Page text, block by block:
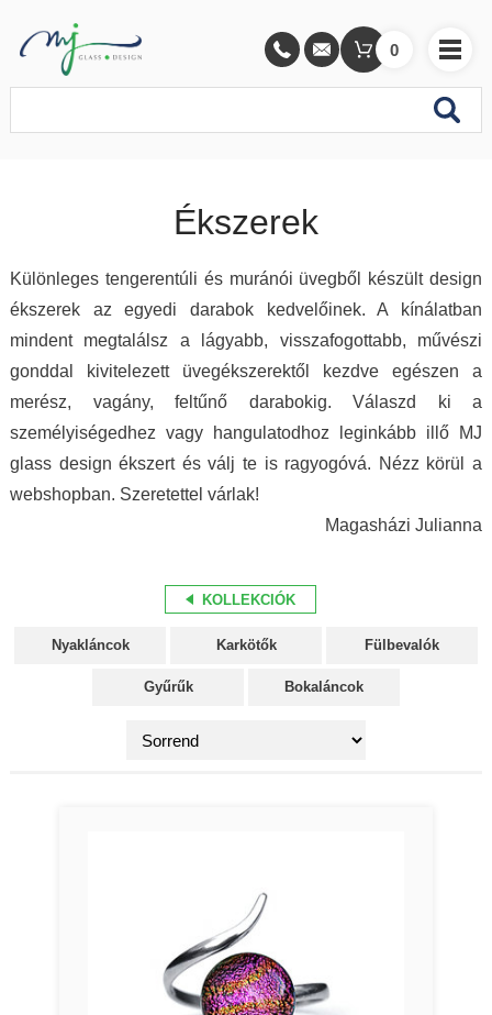
0
Ékszerek
Különleges tengerentúli és muránói üvegből készült design
ékszerek az egyedi darabok kedvelőinek. A kínálatban
mindent megtalálsz a lágyabb, visszafogottabb, művészi
gonddal kivitelezett üvegékszerektől kezdve egészen a
merész, vagány, feltűnő darabokig. Válaszd ki a
személyiségedhez vagy hangulatodhoz leginkább illő MJ
glass design ékszert és válj te is ragyogóvá. Nézz körül a
webshopban. Szeretettel várlak!
Magasházi Julianna
KOLLEKCIÓK
Nyakláncok Karkötők Fülbevalók
Gyűrűk Bokaláncok